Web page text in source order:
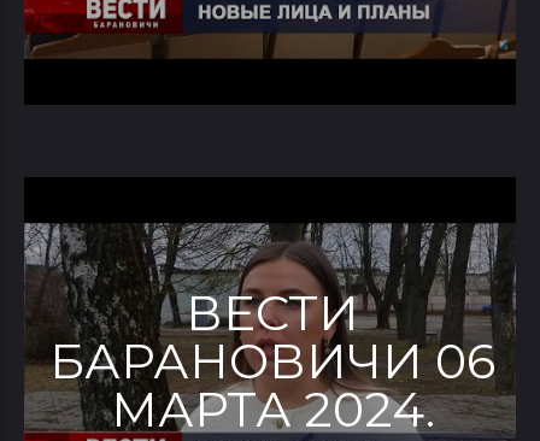
ВЕСТИ
БАРАНОВИЧИ 06
МАРТА 2024.